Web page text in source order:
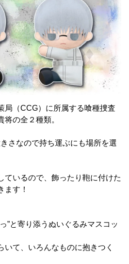
局（CCG）に所属する喰種捜査
の全２種類。
さなので持ち運ぶにも場所を選
ているので、飾ったり鞄に付けた
ます！
”と寄り添うぬいぐるみマスコッ
いて、いろんなものに抱きつく